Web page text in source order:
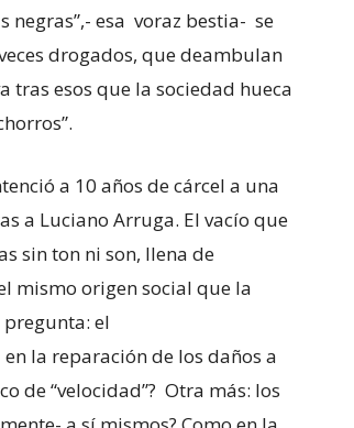
negras”,- esa voraz bestia- se
drogados, que deambulan
tras esos que la sociedad hueca
a 10 años de cárcel a una
a Luciano Arruga. El vacío que
sin ton ni son, llena de
mismo origen social que la
el
la reparación de los daños a
de “velocidad”? Otra más: los